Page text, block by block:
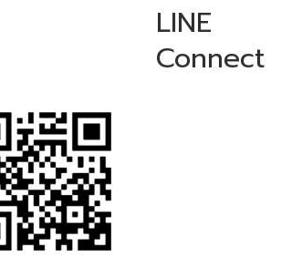
LINE
Connect